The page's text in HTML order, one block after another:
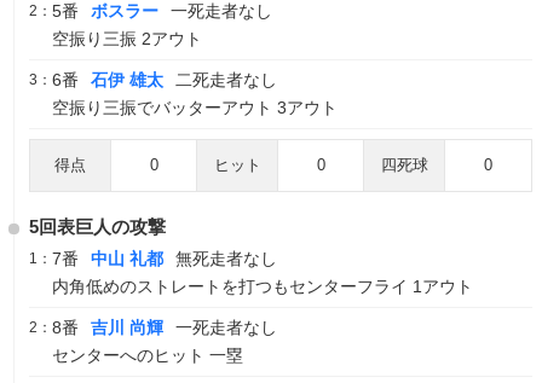
2： 5番 ボスラー
一死走者なし
空振り三振 2アウト
3： 6番 石伊 雄太
二死走者なし
空振り三振でバッターアウト 3アウト
得点 0 ヒット 0 四死球 0
5回表巨人の攻撃
1： 7番 中山 礼都
無死走者なし
内角低めのストレートを打つもセンターフライ 1アウト
2： 8番 吉川 尚輝
一死走者なし
センターへのヒット 一塁